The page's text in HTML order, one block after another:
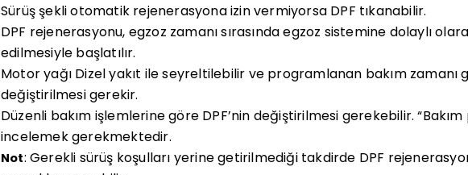
Sürüş şekli otomatik rejenerasyona izin vermiyorsa DPF tıkanabilir.
DPF rejenerasyonu, egzoz zamanı sırasında egzoz sistemine dolaylı
edilmesiyle başlatılır.
Motor yağı Dizel yakıt ile seyreltilebilir ve programlanan bakım zamanı
değiştirilmesi gerekir.
Düzenli bakım işlemlerine göre DPF’nin değiştirilmesi gerekebilir. “Bakım
incelemek gerekmektedir.
Not: Gerekli sürüş koşulları yerine getirilmediği takdirde DPF